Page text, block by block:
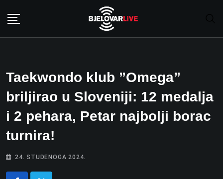
Taekwondo klub ”Omega”
briljirao u Sloveniji: 12 medalja
i 2 pehara, Petar najbolji borac
turnira!
24. STUDENOGA 2024.